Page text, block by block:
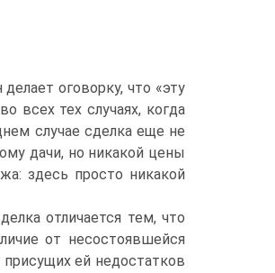
оговорку, что «эту
всех тех случаях, когда
случае сделка еще не
дачи, но никакой цены
здесь просто никакой
отличается тем, что
от несостоявшейся
присущих ей недостатков